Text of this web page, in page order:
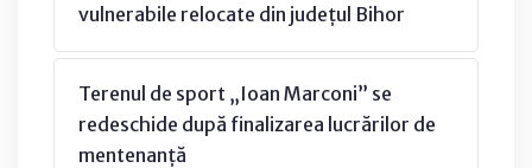
vulnerabile relocate din județul Bihor
Terenul de sport „Ioan Marconi” se
redeschide după finalizarea lucrărilor de
mentenanță